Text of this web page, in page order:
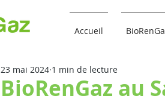
Accueil
BioRenGaz au
23 mai 2024 1 min de lecture